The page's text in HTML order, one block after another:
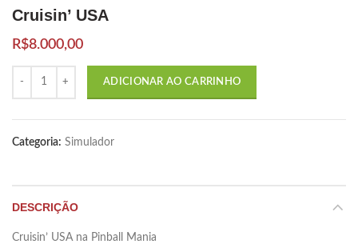
Cruisin’ USA
R$8.000,00
ADICIONAR AO CARRINHO
Categoria: Simulador
DESCRIÇÃO
Cruisin’ USA na Pinball Mania